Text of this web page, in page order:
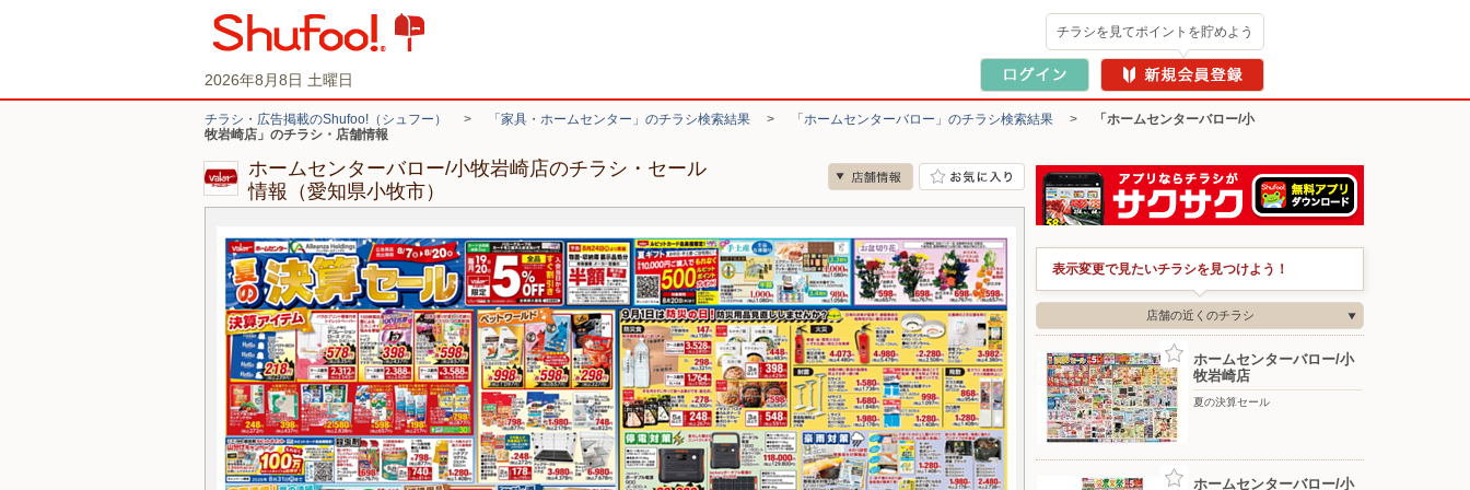
2026年8月8日 土曜日
チラシを見てポイントを貯めよう
チラシ・広告掲載のShufoo!（シュフー） > 「家具・ホームセンター」のチラシ検索結果 > 「ホームセンターバロー」のチラシ検索結果 >
「ホームセンターバロー/小
牧岩崎店」のチラシ・店舗情報
ホームセンターバロー/小牧岩崎店のチラシ・セール
情報（愛知県小牧市）
表示変更で見たいチラシを見つけよう！
店舗の近くのチラシ
ホームセンターバロー/小
牧岩崎店
夏の決算セール
ホームセンターバロー/小